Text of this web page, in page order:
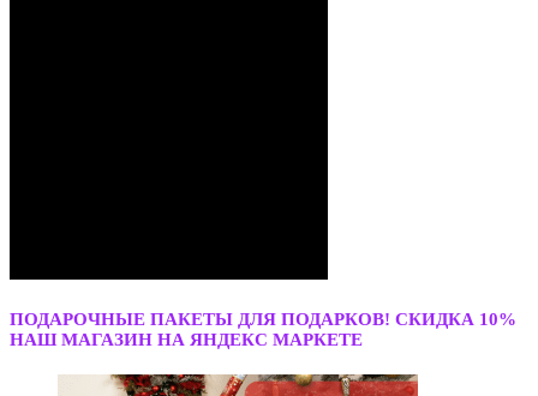
ПОДАРОЧНЫЕ ПАКЕТЫ ДЛЯ ПОДАРКОВ! СКИДКА 10%
НАШ МАГАЗИН НА ЯНДЕКС МАРКЕТЕ